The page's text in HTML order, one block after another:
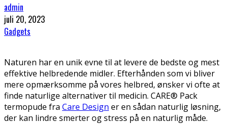
admin
juli 20, 2023
Gadgets
Naturen har en unik evne til at levere de bedste og mest
effektive helbredende midler. Efterhånden som vi bliver
mere opmærksomme på vores helbred, ønsker vi ofte at
finde naturlige alternativer til medicin. CARE® Pack
termopude fra Care Design er en sådan naturlig løsning,
der kan lindre smerter og stress på en naturlig måde.